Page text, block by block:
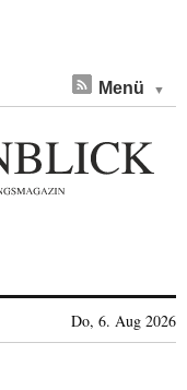
Menü
Do, 6. Aug 2026